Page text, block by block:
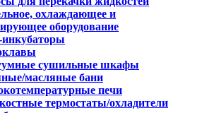
охлаждающее и
оборудование
инкубаторы
сушильные шкафы
масляные бани
печи
термостаты/охладители